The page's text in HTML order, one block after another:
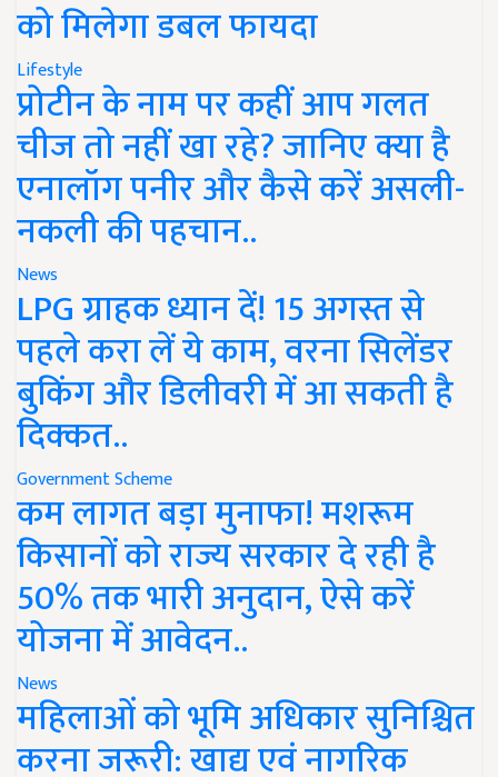
को मिलेगा डबल फायदा
Lifestyle
प्रोटीन के नाम पर कहीं आप गलत
चीज तो नहीं खा रहे? जानिए क्या है
एनालॉग पनीर और कैसे करें असली-
नकली की पहचान..
News
LPG ग्राहक ध्यान दें! 15 अगस्त से
पहले करा लें ये काम, वरना सिलेंडर
बुकिंग और डिलीवरी में आ सकती है
दिक्कत..
Government Scheme
कम लागत बड़ा मुनाफा! मशरूम
किसानों को राज्य सरकार दे रही है
50% तक भारी अनुदान, ऐसे करें
योजना में आवेदन..
News
महिलाओं को भूमि अधिकार सुनिश्चित
करना जरूरी: खाद्य एवं नागरिक